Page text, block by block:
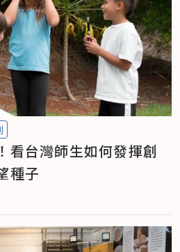
看台灣師生如何發揮創
種子